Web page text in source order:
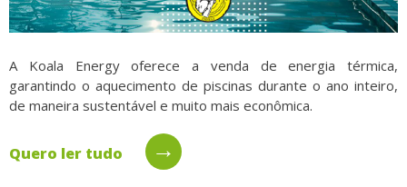
A Koala Energy oferece a venda de energia térmica,
garantindo o aquecimento de piscinas durante o ano inteiro,
de maneira sustentável e muito mais econômica.
Quero ler tudo →